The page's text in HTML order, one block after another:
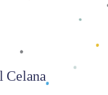
Celana